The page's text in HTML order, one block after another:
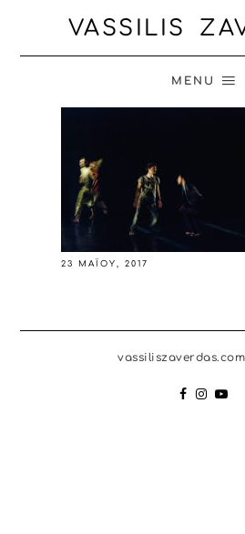
VASSILIS
MENU
23 ΜΑΪ́ΟΥ, 2017